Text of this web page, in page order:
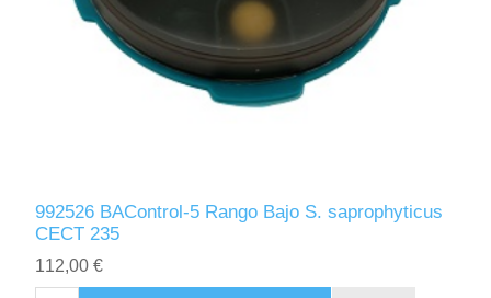
992526 BAControl-5 Rango Bajo S. saprophyticus
CECT 235
112,00 €